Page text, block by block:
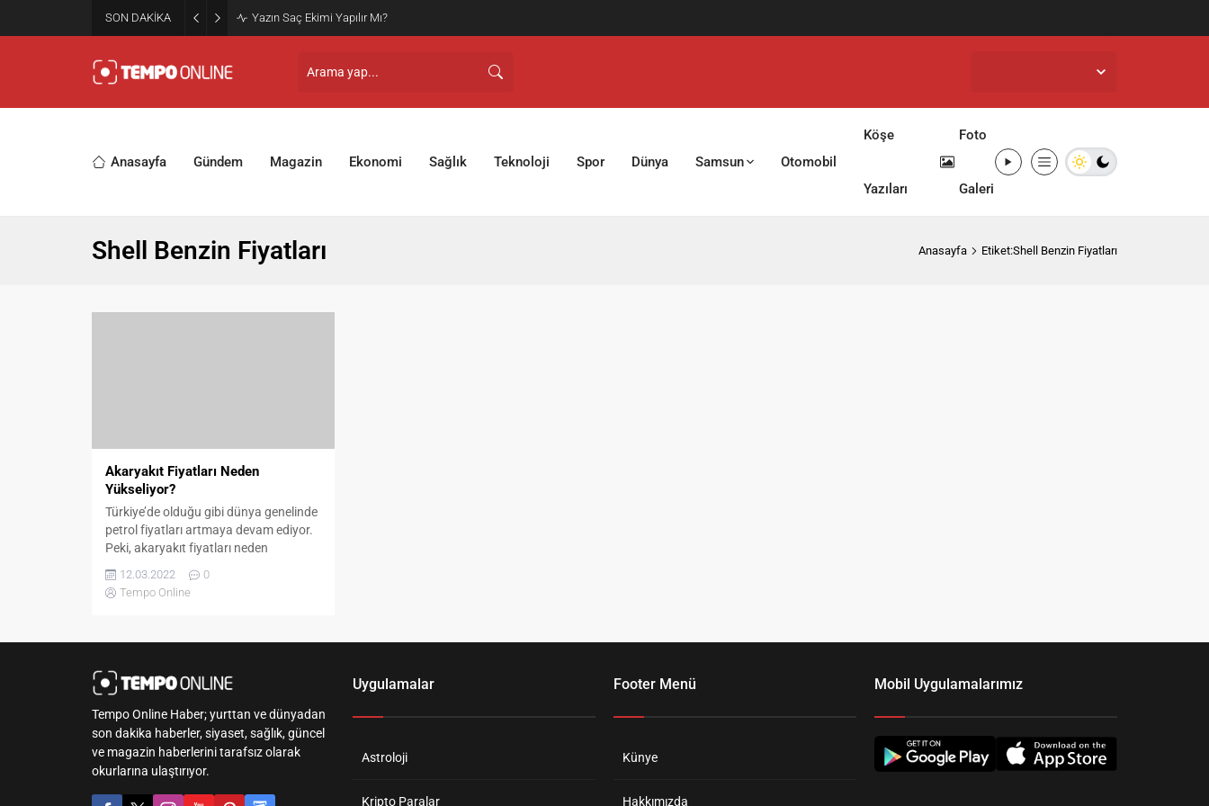
SON DAKİKA Yazın Saç Ekimi Yapılır Mı?
Anasayfa Gündem Magazin Ekonomi Sağlık Teknoloji Spor Dünya Samsun Otomobil
Köşe
Yazıları
Foto
Galeri
Shell Benzin Fiyatları Anasayfa Etiket:Shell Benzin Fiyatları
Akaryakıt Fiyatları Neden
Yükseliyor?
Türkiye’de olduğu gibi dünya genelinde
petrol fiyatları artmaya devam ediyor.
Peki, akaryakıt fiyatları neden
bilmeyen bu artışın nedeni nedir?
Petrol, tüm dünyada farklı yerlerde
değerli bir yer altı madenidir. Aynı...
12.03.2022
0
Tempo Online
Tempo Online Haber; yurttan ve dünyadan
son dakika haberler, siyaset, sağlık, güncel
ve magazin haberlerini tarafsız olarak
okurlarına ulaştırıyor.
Uygulamalar
Astroloji
Kripto Paralar
Footer Menü
Künye
Hakkımızda
Mobil Uygulamalarımız